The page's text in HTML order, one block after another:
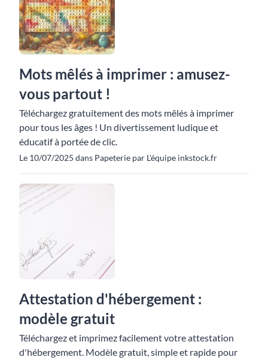
Mots mêlés à imprimer : amusez-
vous partout !
Téléchargez gratuitement des mots mêlés à imprimer
pour tous les âges ! Un divertissement ludique et
éducatif à portée de clic.
Le 10/07/2025 dans Papeterie par L'équipe inkstock.fr
Attestation d'hébergement :
modèle gratuit
Téléchargez et imprimez facilement votre attestation
d'hébergement. Modèle gratuit, simple et rapide pour